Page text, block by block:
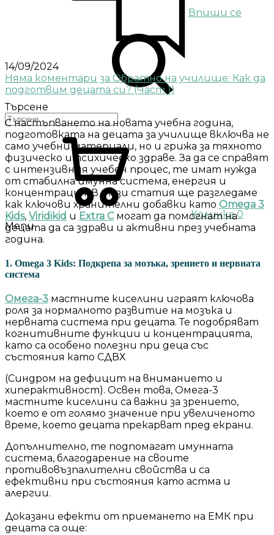
Впиши се
Търсене
Количка 0
Menu
14/09/2024
Няма коментари за Обратно на училище: Как да
подготвим децата си? (Част 1)
С настъпването на новата учебна година,
подготовката на децата за училище включва не
само учебни материали, но и грижа за тяхното
физическо и психическо здраве. За да се справят
с интензивния учебен процес, те имат нужда
от стабилна имунна система, енергия и
концентрация. В тази статия ще разгледаме
как ключови хранителни добавки като Omega 3
Kids, Viridikid и Extra Cмогат да помогнат на
децата да са здрави и активни през учебната
година.
1. Omega 3 Kids: Подкрепа за мозъка, зрението и нервната
система
Омега-3 мастните киселини играят ключова
роля за нормалното развитие на мозъка и
нервната система при децата. Те подобряват
когнитивните функции и концентрацията,
като са особено полезни при деца със
състояния като СДВХ
(Синдром на дефицит на вниманието и
хиперактивност). Освен това, Омега-3
мастните киселини са важни за зрението,
което е от голямо значение при увеличеното
време, което децата прекарват пред екрани.
Допълнително, те подпомагат имунната
система, благодарение на своите
противовъзпалителни свойства и са
ефективни при състояния като астма и
алергии.
Доказани ефекти от приемането на ЕМК при
децата са още: